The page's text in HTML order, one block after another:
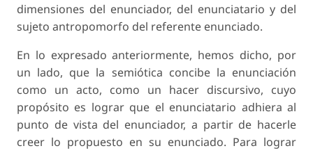
dimensiones del enunciador, del enunciatario y del
sujeto antropomorfo del referente enunciado.
En lo expresado anteriormente, hemos dicho, por
un lado, que la semiótica concibe la enunciación
como un acto, como un hacer discursivo, cuyo
propósito es lograr que el enunciatario adhiera al
punto de vista del enunciador, a partir de hacerle
creer lo propuesto en su enunciado. Para lograr